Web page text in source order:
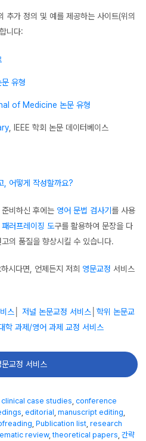
추가 정의 및 예를 제공하는 사이트(위의
니다:
유형
of Medicine 논문 유형
, IEEE 학회 논문 데이터베이스
, 어떻게 작성할까요?
비하신 후에는 영어 문법 검사기 를 사용
러프레이징 도구를 활용하여 문장을 다
의 품질을 향상시킬 수 있습니다.
시다면, 언제든지 저희 영문교정 서비스
스 저널 논문교정 서비스 학위 논문교
학 과제/영어 과제 교정 서비스
교정 서비스
clinical case studies conference
editorial manuscript editing
Publication list research
review,theoretical papers 간략